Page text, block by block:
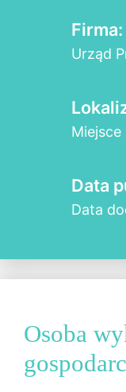
Firma:
Urząd
Miejsce
Data
Data
Osoba